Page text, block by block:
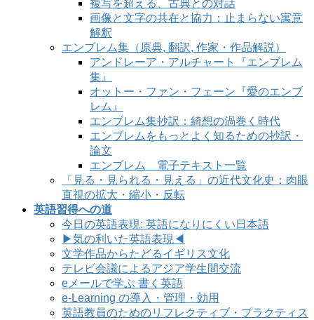
複写を超える、古典との対話
画像と文字の共在と協力：止まらない寓意
解釈
エンブレム集（原典, 翻訳, 作家・作品解説）
アンドレーア・アルチャート『エンブレム
集』
オットー・ファン・フェーン『愛のエンブ
レム』
エンブレム集抄訳：綺想の渦巻く時代
エンブレムをもっとよく知るための抄訳・
論文
エンブレム 電子テキスト一覧
「見る・見られる・見える」の近代文化史：肉眼
直視の拡大・縮小・反転
英語習得への道
今日の英語表現: 英語になりにくい日本語
▶気の利いた英語表現◀
文学作品からたどるイギリス文化
テレビ会議によるアジア学生間交流
eメールで学ぶ 書く英語
e-Learning の導入・管理・効用
英語教員のためのリフレクティブ・プラクティス